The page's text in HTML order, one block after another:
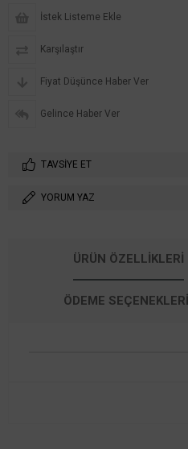
İstek Listeme Ekle
Karşılaştır
Fiyat Düşünce Haber Ver
Gelince Haber Ver
TAVSIYE ET
YORUM YAZ
ÜRÜN ÖZELLIKLERI
ÖDEME SEÇENEKLERI